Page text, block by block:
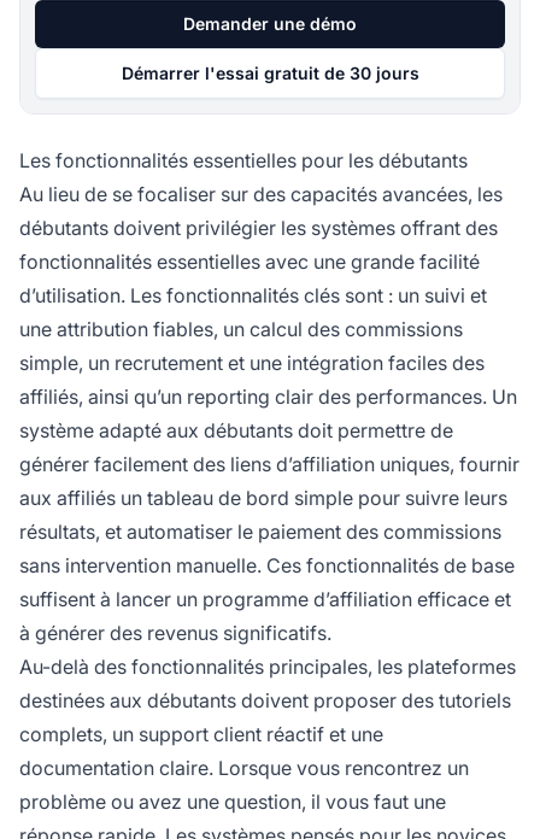
Demander une démo
Démarrer l'essai gratuit de 30 jours
Les fonctionnalités essentielles pour les débutants
Au lieu de se focaliser sur des capacités avancées, les
débutants doivent privilégier les systèmes offrant des
fonctionnalités essentielles avec une grande facilité
d’utilisation. Les fonctionnalités clés sont : un suivi et
une attribution fiables, un calcul des commissions
simple, un recrutement et une intégration faciles des
affiliés, ainsi qu’un reporting clair des performances. Un
système adapté aux débutants doit permettre de
générer facilement des liens d’affiliation uniques, fournir
aux affiliés un tableau de bord simple pour suivre leurs
résultats, et automatiser le paiement des commissions
sans intervention manuelle. Ces fonctionnalités de base
suffisent à lancer un programme d’affiliation efficace et
à générer des revenus significatifs.
Au-delà des fonctionnalités principales, les plateformes
destinées aux débutants doivent proposer des tutoriels
complets, un support client réactif et une
documentation claire. Lorsque vous rencontrez un
problème ou avez une question, il vous faut une